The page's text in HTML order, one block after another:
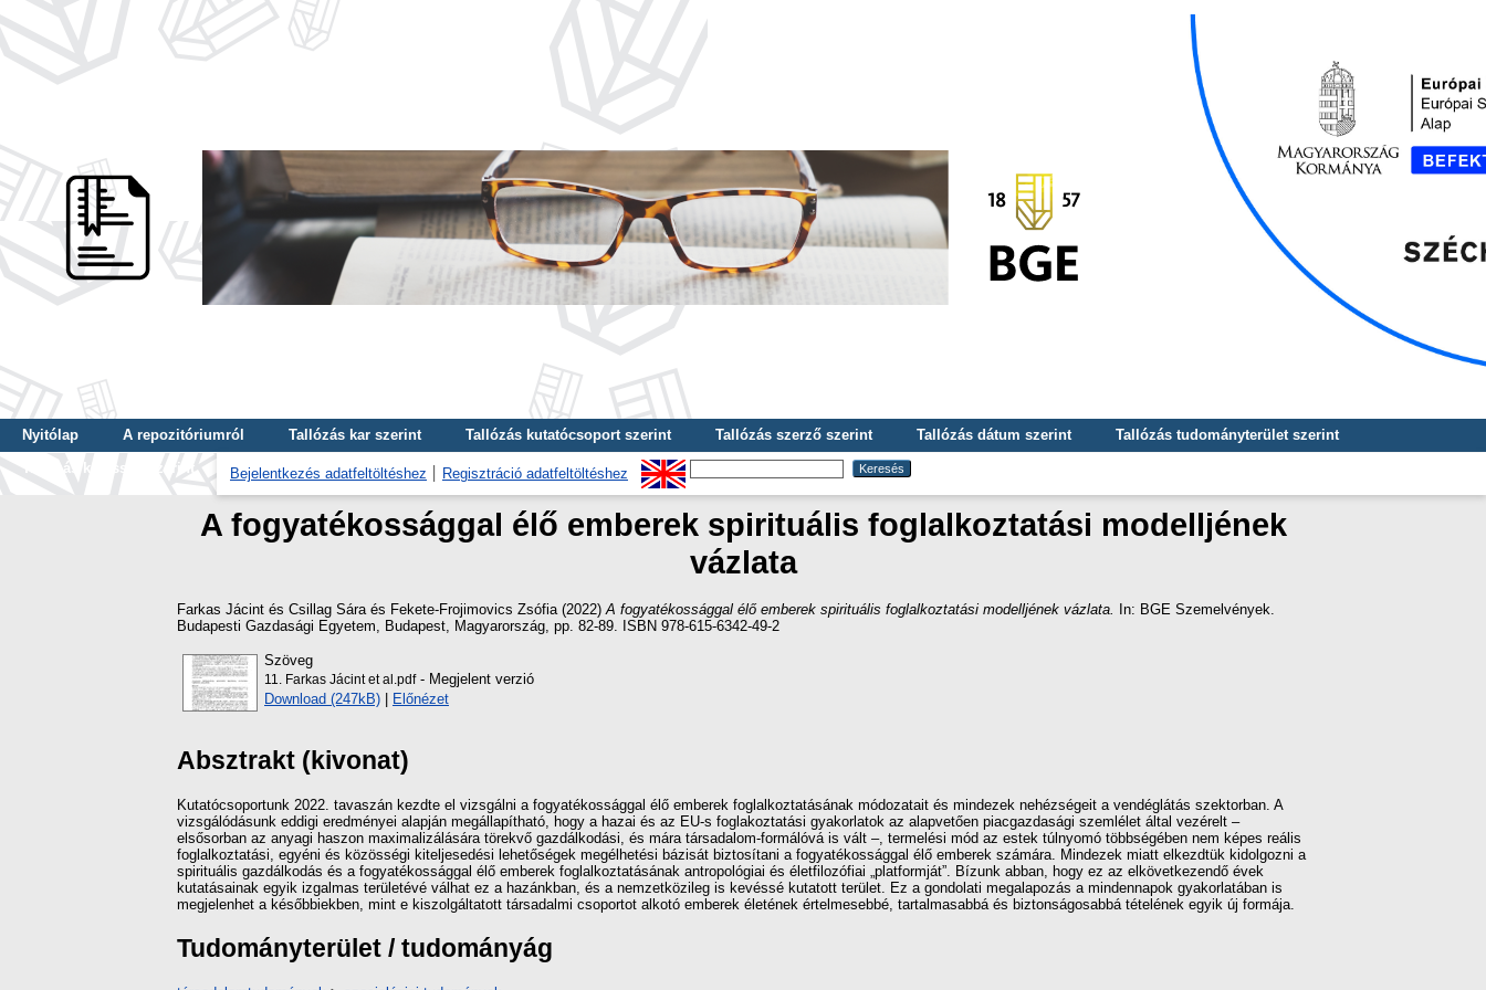
Nyitólap A repozitóriumról Tallózás kar szerint Tallózás kutatócsoport szerint Tallózás szerző szerint Tallózás dátum szerint
Tallózás tudományterület szerint
Tallózás kulcsszó szerint
Bejelentkezés adatfeltöltéshez Regisztráció adatfeltöltéshez
A fogyatékossággal élő emberek spirituális foglalkoztatási modelljének
vázlata
Farkas Jácint és Csillag Sára és Fekete-Frojimovics Zsófia (2022) A fogyatékossággal élő emberek spirituális foglalkoztatási modelljének vázlata.
In: BGE Szemelvények.
Budapesti Gazdasági Egyetem, Budapest, Magyarország, pp. 82-89. ISBN 978-615-6342-49-2
Szöveg
11. Farkas Jácint et al.pdf- Megjelent verzió
Download (247kB) | Előnézet
Absztrakt (kivonat)
Kutatócsoportunk 2022. tavaszán kezdte el vizsgálni a fogyatékossággal élő emberek foglalkoztatásának módozatait és mindezek nehézségeit a vendéglátás szektorban. A
vizsgálódásunk eddigi eredményei alapján megállapítható, hogy a hazai és az EU-s foglakoztatási gyakorlatok az alapvetően piacgazdasági szemlélet által vezérelt –
elsősorban az anyagi haszon maximalizálására törekvő gazdálkodási, és mára társadalom-formálóvá is vált –, termelési mód az estek túlnyomó többségében nem képes reális
foglalkoztatási, egyéni és közösségi kiteljesedési lehetőségek megélhetési bázisát biztosítani a fogyatékossággal élő emberek számára. Mindezek miatt elkezdtük kidolgozni a
spirituális gazdálkodás és a fogyatékossággal élő emberek foglalkoztatásának antropológiai és életfilozófiai „platformját”. Bízunk abban, hogy ez az elkövetkezendő évek
kutatásainak egyik izgalmas területévé válhat ez a hazánkban, és a nemzetközileg is kevéssé kutatott terület. Ez a gondolati megalapozás a mindennapok gyakorlatában is
megjelenhet a későbbiekben, mint e kiszolgáltatott társadalmi csoportot alkotó emberek életének értelmesebbé, tartalmasabbá és biztonságosabbá tételének egyik új formája.
Tudományterület / tudományág